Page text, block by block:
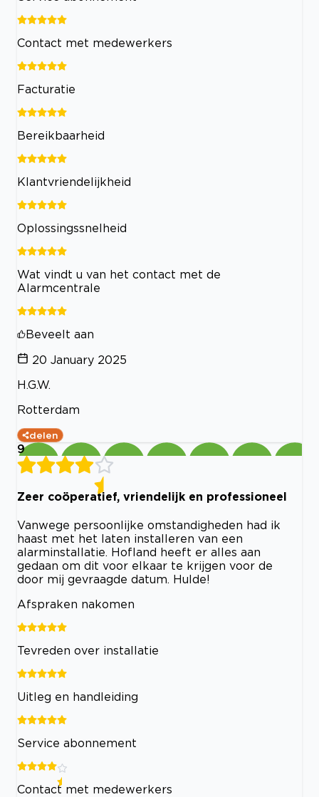
Contact met medewerkers
Facturatie
Bereikbaarheid
Klantvriendelijkheid
Oplossingssnelheid
Wat vindt u van het contact met de
Alarmcentrale
Beveelt aan
20 January 2025
H.G.W.
Rotterdam
delen
9
Zeer coöperatief, vriendelijk en professioneel
Vanwege persoonlijke omstandigheden had ik
haast met het laten installeren van een
alarminstallatie. Hofland heeft er alles aan
gedaan om dit voor elkaar te krijgen voor de
door mij gevraagde datum. Hulde!
Afspraken nakomen
Tevreden over installatie
Uitleg en handleiding
Service abonnement
Contact met medewerkers